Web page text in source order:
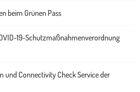
beim Grünen Pass
19-Schutzmaßnahmenverordnung
und Connectivity Check Service der